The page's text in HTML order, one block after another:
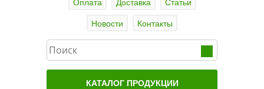
Новости
Контакты
КАТАЛОГ ПРОДУКЦИИ